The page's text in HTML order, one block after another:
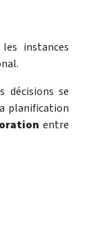
instances
décisions se
planification
entre